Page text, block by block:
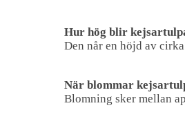
Hur hög blir
Den når en höjd av
När blommar
Blomning sker mellan